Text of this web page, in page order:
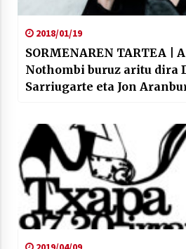
2018/01/19
SORMENAREN TARTEA |
Nothombi buruz aritu dira
Sarriugarte eta Jon